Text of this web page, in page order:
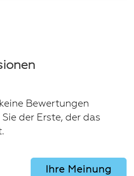
Bewertungen
der Erste, der das
Ihre Meinung